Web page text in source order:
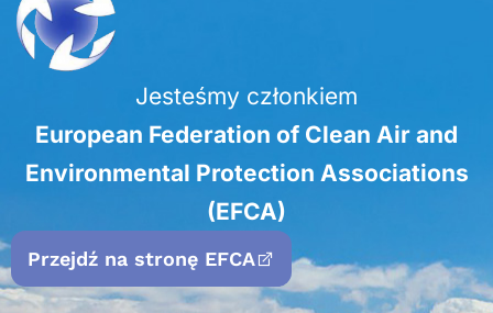
Jesteśmy członkiem
European Federation of Clean Air and
Environmental Protection Associations
(EFCA)
Przejdź na stronę EFCA